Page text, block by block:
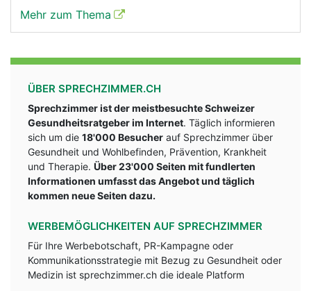
Mehr zum Thema
ÜBER SPRECHZIMMER.CH
Sprechzimmer ist der meistbesuchte Schweizer
Gesundheitsratgeber im Internet. Täglich informieren
sich um die 18'000 Besucher auf Sprechzimmer über
Gesundheit und Wohlbefinden, Prävention, Krankheit
und Therapie. Über 23'000 Seiten mit fundlerten
Informationen umfasst das Angebot und täglich
kommen neue Seiten dazu.
WERBEMÖGLICHKEITEN AUF SPRECHZIMMER
Für Ihre Werbebotschaft, PR-Kampagne oder
Kommunikationsstrategie mit Bezug zu Gesundheit oder
Medizin ist sprechzimmer.ch die ideale Platform